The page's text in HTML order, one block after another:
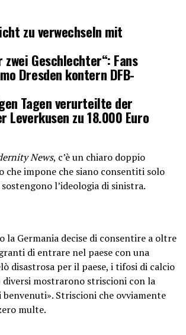
zu verwechseln mit
zwei Geschlechter“: Fans
Dresden kontern DFB-
Tagen verurteilte der
Leverkusen zu 18.000 Euro
nun nach, was…
uBzXa1slg6
News, c’è un chiaro doppio
che impone che siano consentiti solo
l’ideologia di sinistra.
la Germania decise di consentire a oltre
di entrare nel paese con una
disastrosa per il paese, i tifosi di calcio
diversi mostrarono striscioni con la
Striscioni che ovviamente
multe.